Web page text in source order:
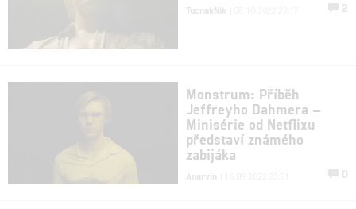
TucnakNik 2
Monstrum: Příběh
Jeffreyho Dahmera –
Minisérie od Netflixu
představí známého
zabijáka
Anarvin 0